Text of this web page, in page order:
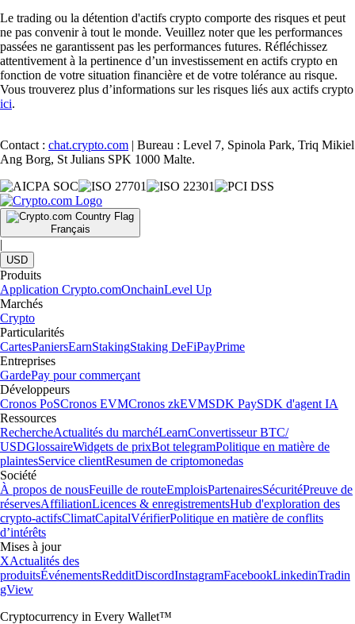
Le trading ou la détention d'actifs crypto comporte des risques et peut
ne pas convenir à tout le monde. Veuillez noter que les performances
passées ne garantissent pas les performances futures. Réfléchissez
attentivement à la pertinence d’un investissement en actifs crypto en
fonction de votre situation financière et de votre tolérance au risque.
Vous trouverez plus d’informations sur les risques liés aux actifs crypto
ici.
Contact : chat.crypto.com | Bureau : Level 7, Spinola Park, Triq Mikiel
Ang Borg, St Julians SPK 1000 Malte.
Français
|
USD
Produits
Application Crypto.comOnchainLevel Up
Marchés
Crypto
Particularités
CartesPaniersEarnStakingStaking DeFiPayPrime
Entreprises
GardePay pour commerçant
Développeurs
Cronos PoSCronos EVMCronos zkEVMSDK PaySDK d'agent IA
Ressources
RechercheActualités du marchéLearnConvertisseur BTC/
USDGlossaireWidgets de prixBot telegramPolitique en matière de
plaintesService clientResumen de criptomonedas
Société
À propos de nousFeuille de routeEmploisPartenairesSécuritéPreuve de
réservesAffiliationLicences & enregistrementsHub d'exploration des
crypto-actifsClimatCapitalVérifierPolitique en matière de conflits
d’intérêts
Mises à jour
XActualités des
produitsÉvénementsRedditDiscordInstagramFacebookLinkedinTradin
gView
Cryptocurrency in Every Wallet™